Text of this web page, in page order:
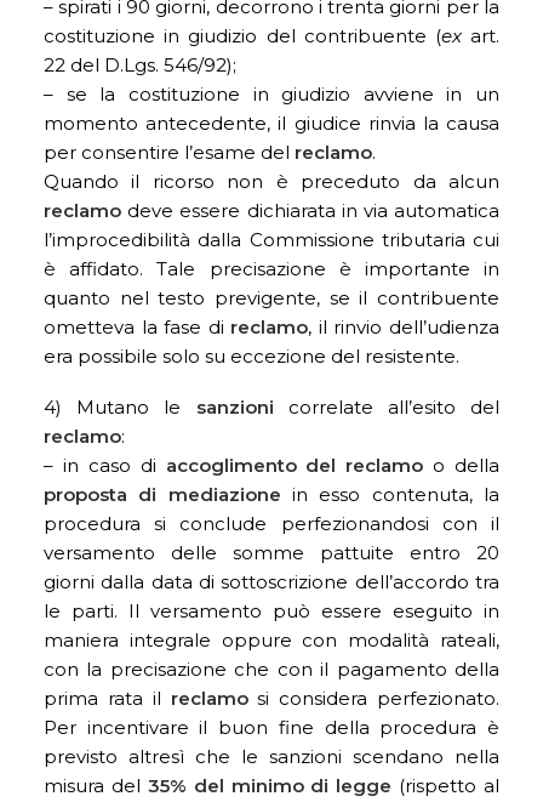
– spirati i 90 giorni, decorrono i trenta giorni per la
costituzione in giudizio del contribuente (exart.
22 del D.Lgs. 546/92);
– se la costituzione in giudizio avviene in un
momento antecedente, il giudice rinvia la causa
per consentire l’esame del reclamo.
Quando il ricorso non è preceduto da alcun
reclamo deve essere dichiarata in via automatica
l’improcedibilità dalla Commissione tributaria cui
è affidato. Tale precisazione è importante in
quanto nel testo previgente, se il contribuente
ometteva la fase di reclamo, il rinvio dell’udienza
era possibile solo su eccezione del resistente.
4) Mutano le sanzioni correlate all’esito del
reclamo:
– in caso di accoglimento del reclamo o della
proposta di mediazione in esso contenuta, la
procedura si conclude perfezionandosi con il
versamento delle somme pattuite entro 20
giorni dalla data di sottoscrizione dell’accordo tra
le parti. Il versamento può essere eseguito in
maniera integrale oppure con modalità rateali,
con la precisazione che con il pagamento della
prima rata il reclamosi considera perfezionato.
Per incentivare il buon fine della procedura è
previsto altresì che le sanzioni scendano nella
misura del 35% del minimo di legge (rispetto al